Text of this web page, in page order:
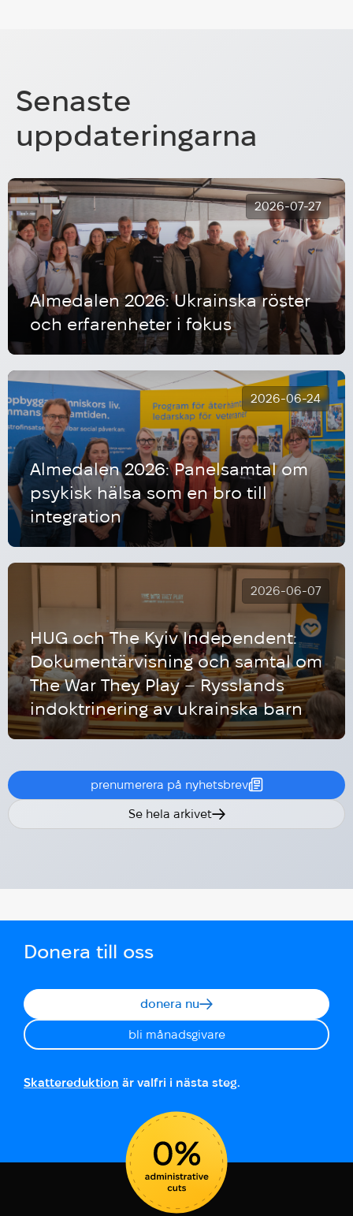
Senaste
uppdateringarna
2026-07-27
Almedalen 2026: Ukrainska röster
och erfarenheter i fokus
2026-06-24
Almedalen 2026: Panelsamtal om
psykisk hälsa som en bro till
integration
2026-06-07
HUG och The Kyiv Independent:
Dokumentärvisning och samtal om
The War They Play – Rysslands
indoktrinering av ukrainska barn
prenumerera på nyhetsbrev
Se hela arkivet
Donera till oss
donera nu
bli månadsgivare
Skattereduktion är valfri i nästa steg.